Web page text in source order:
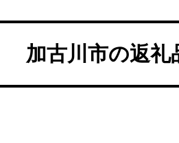
加古川市の返礼